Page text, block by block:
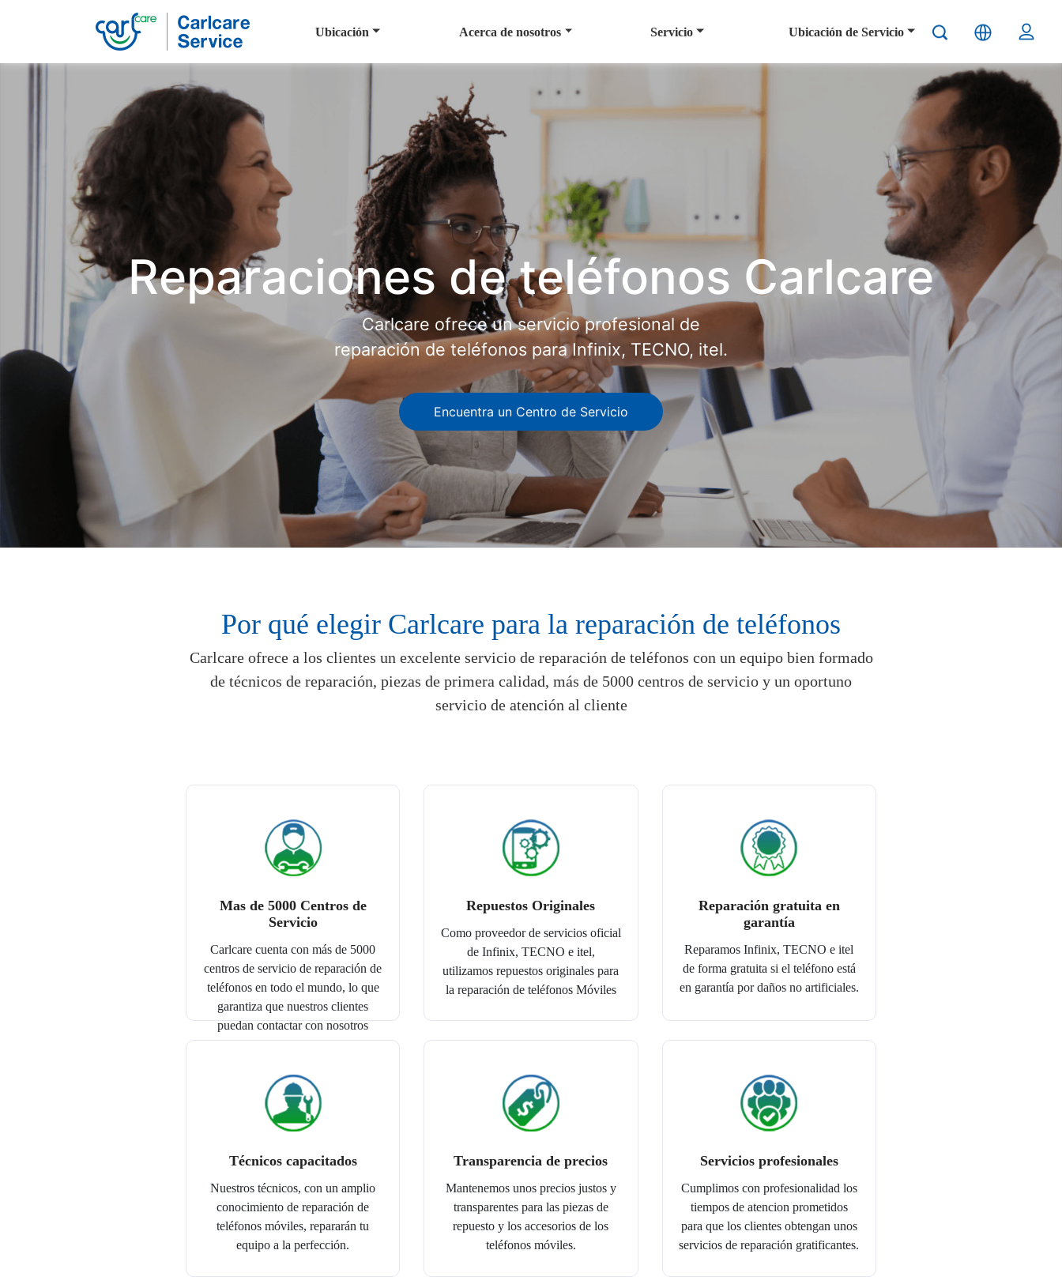
Ubicación Acerca de nosotros Servicio Ubicación de Servicio
Phone
repair
Reparaciones de teléfonos Carlcare
Carlcare ofrece un servicio profesional de
reparación de teléfonos para Infinix, TECNO, itel.
Encuentra un Centro de Servicio
Por qué elegir Carlcare para la reparación de teléfonos
Carlcare ofrece a los clientes un excelente servicio de reparación de teléfonos con un equipo bien formado
de técnicos de reparación, piezas de primera calidad, más de 5000 centros de servicio y un oportuno
servicio de atención al cliente
Mas de 5000 Centros de
Servicio
Carlcare cuenta con más de 5000
centros de servicio de reparación de
teléfonos en todo el mundo, lo que
garantiza que nuestros clientes
puedan contactar con nosotros
Repuestos Originales
Como proveedor de servicios oficial
de Infinix, TECNO e itel,
utilizamos repuestos originales para
la reparación de teléfonos Móviles
Reparación gratuita en
garantía
Reparamos Infinix, TECNO e itel
de forma gratuita si el teléfono está
en garantía por daños no artificiales.
Técnicos capacitados
Nuestros técnicos, con un amplio
conocimiento de reparación de
teléfonos móviles, repararán tu
equipo a la perfección.
Transparencia de precios
Mantenemos unos precios justos y
transparentes para las piezas de
repuesto y los accesorios de los
teléfonos móviles.
Servicios profesionales
Cumplimos con profesionalidad los
tiempos de atencion prometidos
para que los clientes obtengan unos
servicios de reparación gratificantes.